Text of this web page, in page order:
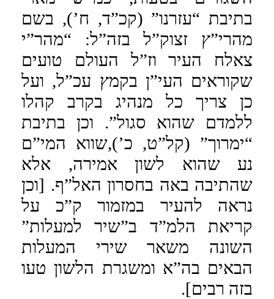
בתיבת “עזרנו” (קכ”ד, ח’), בשם
מהרי”ץ זצוק”ל בזה”ל: “מהר”י
צאלח העיר וז”ל העולם טועים
שקוראים העי”ן בקמץ עכ”ל, ועל
כן צריך כל מנהיג בקרב קהלו
ללמדם שהוא סגול”. וכן בתיבת
“ימרוך” (קל”ט, כ’),שווא המי”ם
נע שהוא לשון אמירה, אלא
שהתיבה באה בחסרון האל”ף. [וכן
נראה להעיר במזמור ק”כ על
קריאת הלמ”ד ב”שיר למעלות”
השונה משאר שירי המעלות
הבאים בה”א ומשגרת הלשון טעו
בזה רבים].